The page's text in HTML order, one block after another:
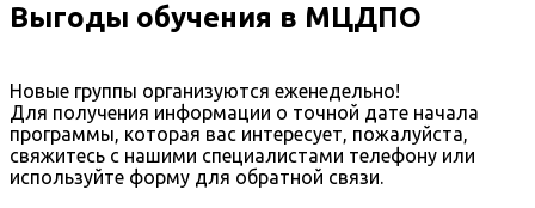
Выгоды обучения в МЦДПО
Новые группы организуются еженедельно!
Для получения информации о точной дате начала
программы, которая вас интересует, пожалуйста,
свяжитесь с нашими специалистами телефону или
используйте форму для обратной связи.